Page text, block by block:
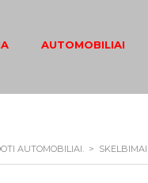
AUTOMOBILIAI
AUTOMOBILIAI. > SKELBIMAI